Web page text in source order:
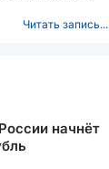
Читать запись...
начнёт